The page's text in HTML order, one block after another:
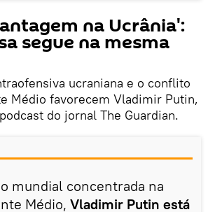
na Ucrânia':
segue na mesma
ucraniana e o conflito
Médio favorecem Vladimir Putin,
do jornal The Guardian.
mundial concentrada na
Médio, Vladimir Putin está